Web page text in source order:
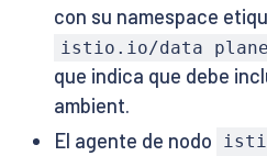
con su namespace
istio.io/data plane-
que indica que debe
ambient.
El agente de nodo